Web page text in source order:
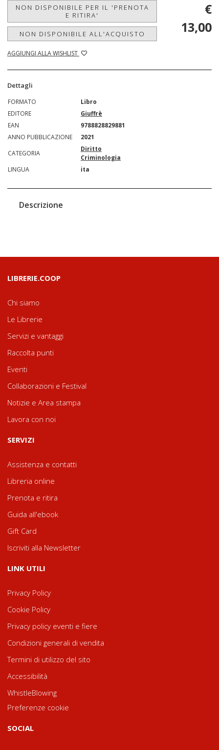
NON DISPONIBILE PER IL 'PRENOTA
E RITIRA'
NON DISPONIBILE ALL'ACQUISTO
AGGIUNGI ALLA WISHLIST
€
13,00
Dettagli
FORMATO
Libro
EDITORE
Giuffrè
EAN
9788828829881
ANNO PUBBLICAZIONE
2021
CATEGORIA
Diritto
Criminologia
LINGUA
ita
Descrizione
LIBRERIE.COOP
Chi siamo
Le Librerie
Servizi e vantaggi
Raccolta punti
Eventi
Collaborazioni e Festival
Notizie e Area stampa
Lavora con noi
SERVIZI
Assistenza e contatti
Libreria online
Prenota e ritira
Guida all'ebook
Gift Card
Iscriviti alla Newsletter
LINK UTILI
Privacy Policy
Cookie Policy
Privacy policy eventi e fiere
Condizioni generali di vendita
Termini di utilizzo del sito
Accessibilità
WhistleBlowing
Preferenze cookie
SOCIAL